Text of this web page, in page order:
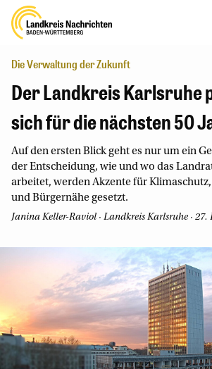
Die Verwaltung der Zukunft
Der Landkreis Karlsruhe
sich für die nächsten 50
Auf den ersten Blick geht es nur um ein
der Entscheidung, wie und wo das
arbeitet, werden Akzente für
und Bürgernähe gesetzt.
Janina Keller-Raviol · Landkreis Karlsruhe · 27.